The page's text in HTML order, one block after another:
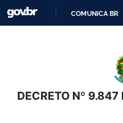
COMUNICA BR
DECRETO Nº